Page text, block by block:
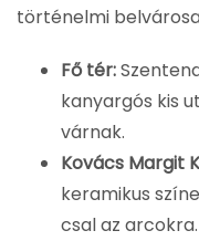
történelmi
Fő tér:
kanyargós kis
várnak.
Kovács Margit
keramikus
csal az arcokra.